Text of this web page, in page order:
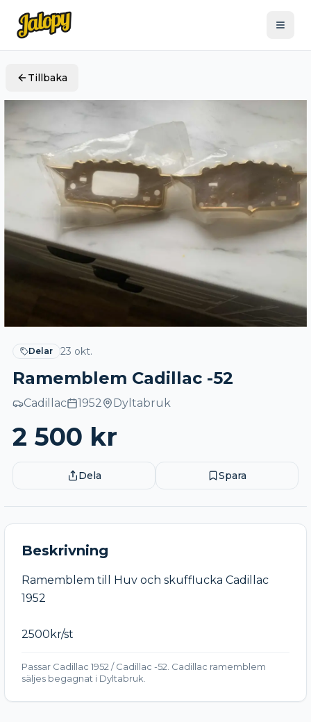
Tillbaka
Delar 23 okt.
Ramemblem Cadillac -52
Cadillac 1952 Dyltabruk
2 500 kr
Dela Spara
Beskrivning
Ramemblem till Huv och skufflucka Cadillac
1952
2500kr/st
Passar Cadillac 1952 / Cadillac -52. Cadillac ramemblem
säljes begagnat i Dyltabruk.